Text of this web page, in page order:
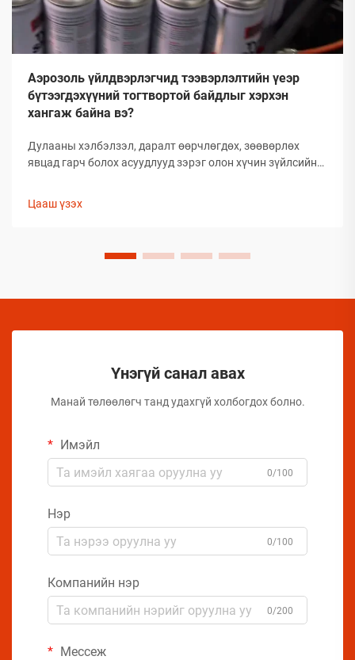
Аэрозоль үйлдвэрлэгчид тээвэрлэлтийн үеэр
бүтээгдэхүүний тогтвортой байдлыг хэрхэн
хангаж байна вэ?
Дулааны хэлбэлзэл, даралт өөрчлөгдөх, зөөвөрлөх
явцад гарч болох асуудлууд зэрэг олон хүчин зүйлсийн
байдлыг хадгалахад тооless дундаа сорилтуудтай
арга хэмжээ авах шаардлагатай.
Цааш үзэх
Үнэгүй санал авах
Манай төлөөлөгч танд удахгүй холбогдох болно.
Имэйл
0/100
Нэр
0/100
Компанийн нэр
0/200
Мессеж